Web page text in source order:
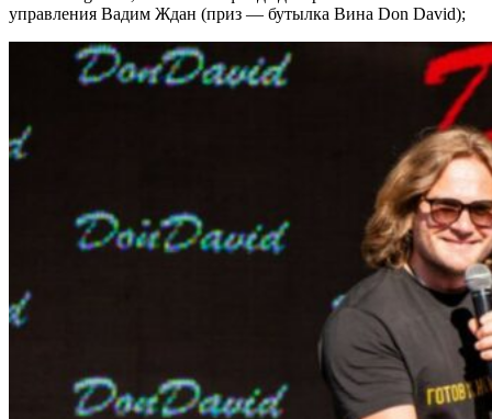
управления Вадим Ждан (приз — бутылка Вина Don David);